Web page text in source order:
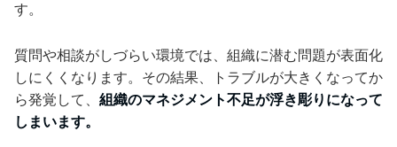
す。
質問や相談がしづらい環境では、組織に潜む問題が表面化
しにくくなります。その結果、トラブルが大きくなってか
ら発覚して、 組織のマネジメント不足が浮き彫りになって
しまいます。